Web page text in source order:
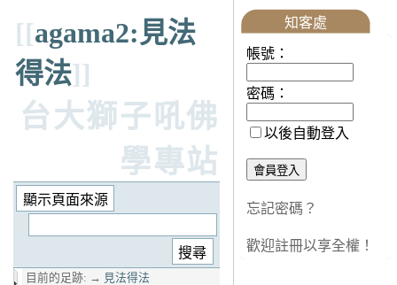
[[agama2:見法
得法]]
台大獅子吼佛
學專站
目前的足跡: → 見法得法
知客處
帳號：
密碼：
以後自動登入
忘記密碼？
歡迎註冊以享全權！